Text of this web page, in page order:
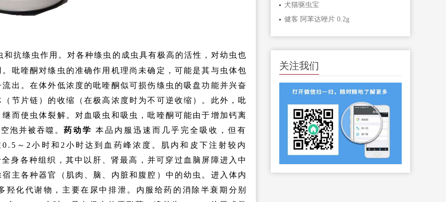
抗绦虫作用。对各种绦虫的成虫具有极高的活性，对幼虫也
吡喹酮对绦虫的准确作用机理尚未确定，可能是其与虫体包
出。在体外低浓度的吡喹酮似可损伤绦虫的吸盘功能并兴奋
节片链）的收缩（在极高浓度时为不可逆收缩）。此外，吡
而使虫体裂解。对血吸虫和吸虫，吡喹酮可能由于增加钙离
泡并被吞噬。药动学 本品内服迅速而几乎完全吸收，但有
～2小时和2小时达到血药峰浓度。肌内和皮下注射较内
身各种组织，其中以肝、肾最高，并可穿过血脑屏障进入中
主各种器官（肌肉、脑、内脏和腹腔）中的幼虫。进入体内
化代谢物，主要在尿中排泄。内服给药的消除半衰期分别
犬猫驱虫宝
健客 阿苯达唑片 0.2g
关注我们